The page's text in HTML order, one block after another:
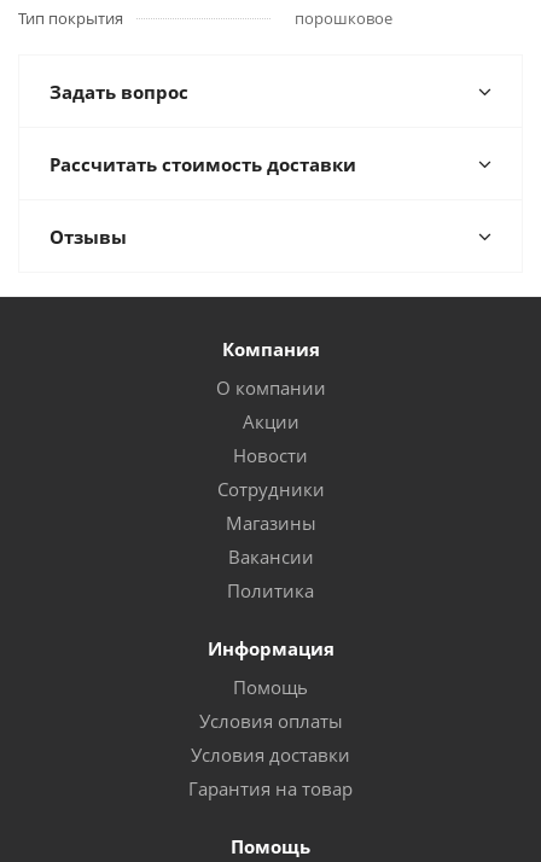
Тип покрытия порошковое
Задать вопрос
Рассчитать стоимость доставки
Отзывы
Компания
О компании
Акции
Новости
Сотрудники
Магазины
Вакансии
Политика
Информация
Помощь
Условия оплаты
Условия доставки
Гарантия на товар
Помощь